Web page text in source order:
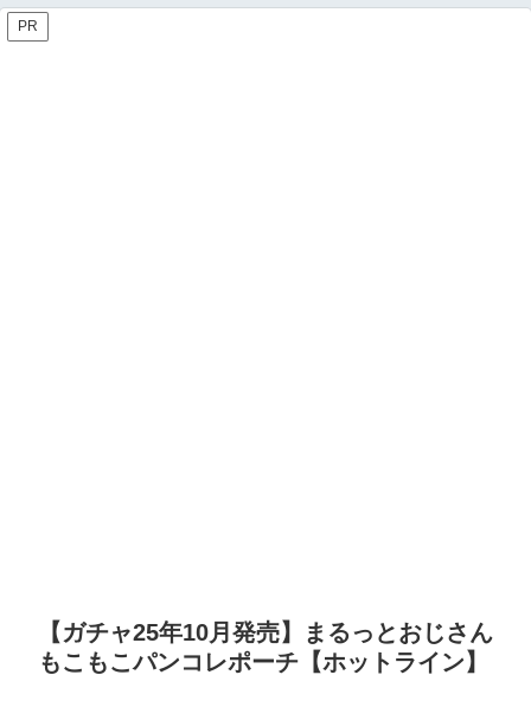
PR
【ガチャ25年10月発売】まるっとおじさん
もこもこパンコレポーチ【ホットライン】